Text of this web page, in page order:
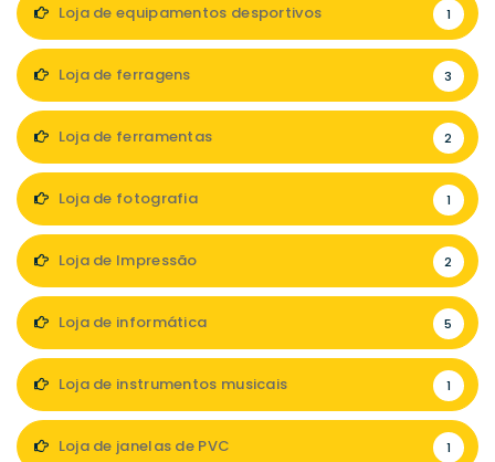
Loja de equipamentos desportivos 1
Loja de ferragens 3
Loja de ferramentas 2
Loja de fotografia 1
Loja de Impressão 2
Loja de informática 5
Loja de instrumentos musicais 1
Loja de janelas de PVC 1